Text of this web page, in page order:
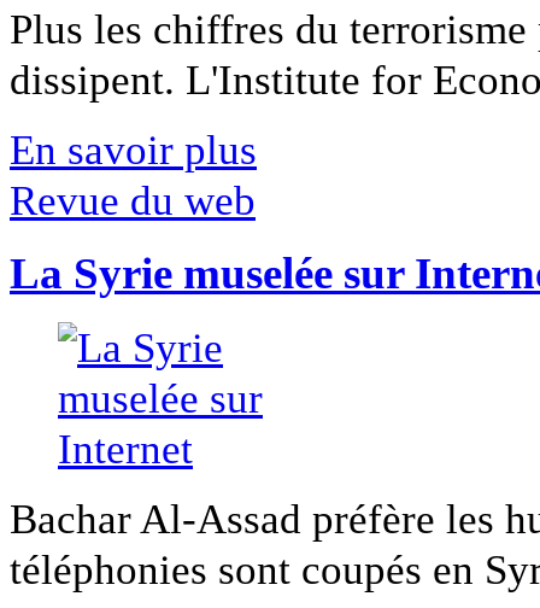
Plus les chiffres du
dissipent. L'Institute for
En savoir plus
Revue du web
La Syrie muselée sur
Bachar Al-Assad préfère les
téléphonies sont coupés en